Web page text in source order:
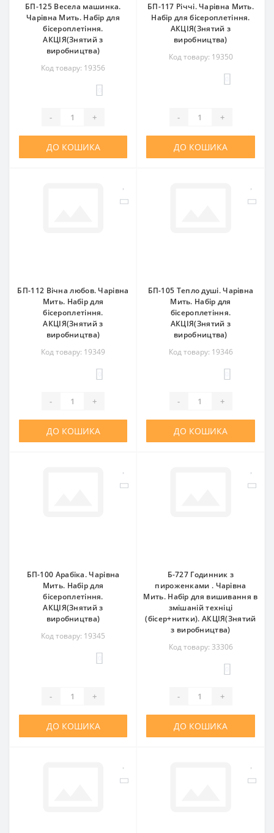
БП-125 Весела машинка.
Чарівна Мить. Набір для
бісероплетіння.
АКЦІЯ(Знятий з
виробництва)
Код товару: 19356
- +
ДО КОШИКА
БП-117 Річчі. Чарівна Мить.
Набір для бісероплетіння.
АКЦІЯ(Знятий з
виробництва)
Код товару: 19350
- +
ДО КОШИКА
БП-112 Вічна любов. Чарівна
Мить. Набір для
бісероплетіння.
АКЦІЯ(Знятий з
виробництва)
Код товару: 19349
- +
ДО КОШИКА
БП-105 Тепло душі. Чарівна
Мить. Набір для
бісероплетіння.
АКЦІЯ(Знятий з
виробництва)
Код товару: 19346
- +
ДО КОШИКА
БП-100 Арабіка. Чарівна
Мить. Набір для
бісероплетіння.
АКЦІЯ(Знятий з
виробництва)
Код товару: 19345
- +
ДО КОШИКА
Б-727 Годинник з
пироженками . Чарівна
Мить. Набір для вишивання в
змішаній техніці
(бісер+нитки). АКЦІЯ(Знятий
з виробництва)
Код товару: 33306
- +
ДО КОШИКА